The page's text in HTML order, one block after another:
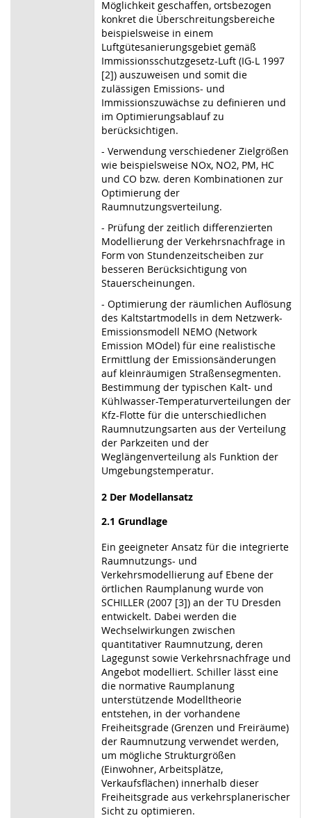
Möglichkeit geschaffen, ortsbezogen
konkret die Überschreitungsbereiche
beispielsweise in einem
Luftgütesanierungsgebiet gemäß
Immissionsschutzgesetz-Luft (IG-L 1997
[2]) auszuweisen und somit die
zulässigen Emissions- und
Immissionszuwächse zu definieren und
im Optimierungsablauf zu
berücksichtigen.
- Verwendung verschiedener Zielgrößen
wie beispielsweise NOx, NO2, PM, HC
und CO bzw. deren Kombinationen zur
Optimierung der
Raumnutzungsverteilung.
- Prüfung der zeitlich differenzierten
Modellierung der Verkehrsnachfrage in
Form von Stundenzeitscheiben zur
besseren Berücksichtigung von
Stauerscheinungen.
- Optimierung der räumlichen Auflösung
des Kaltstartmodells in dem Netzwerk-
Emissionsmodell NEMO (Network
Emission MOdel) für eine realistische
Ermittlung der Emissionsänderungen
auf kleinräumigen Straßensegmenten.
Bestimmung der typischen Kalt- und
Kühlwasser-Temperaturverteilungen der
Kfz-Flotte für die unterschiedlichen
Raumnutzungsarten aus der Verteilung
der Parkzeiten und der
Weglängenverteilung als Funktion der
Umgebungstemperatur.
2 Der Modellansatz
2.1 Grundlage
Ein geeigneter Ansatz für die integrierte
Raumnutzungs- und
Verkehrsmodellierung auf Ebene der
örtlichen Raumplanung wurde von
SCHILLER (2007 [3]) an der TU Dresden
entwickelt. Dabei werden die
Wechselwirkungen zwischen
quantitativer Raumnutzung, deren
Lagegunst sowie Verkehrsnachfrage und
Angebot modelliert. Schiller lässt eine
die normative Raumplanung
unterstützende Modelltheorie
entstehen, in der vorhandene
Freiheitsgrade (Grenzen und Freiräume)
der Raumnutzung verwendet werden,
um mögliche Strukturgrößen
(Einwohner, Arbeitsplätze,
Verkaufsflächen) innerhalb dieser
Freiheitsgrade aus verkehrsplanerischer
Sicht zu optimieren.